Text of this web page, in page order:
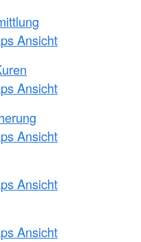
Ansicht
Ansicht
Ansicht
Ansicht
Ansicht